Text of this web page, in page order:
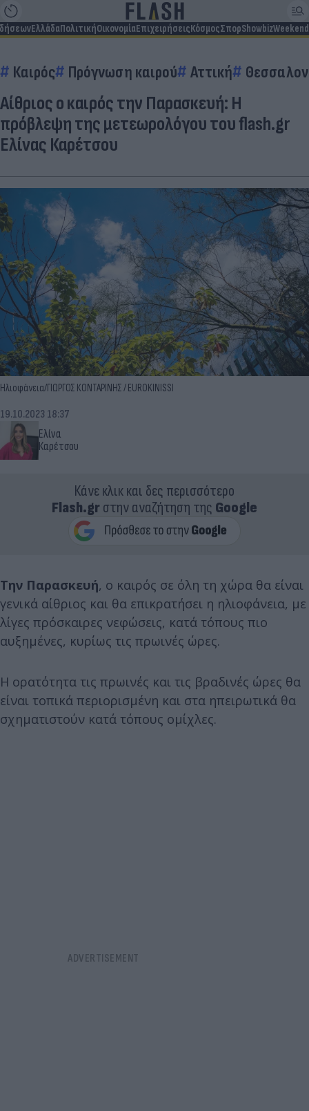
ΕλλάδαΠολιτικήΟικονομίαΕπιχειρήσειςΚόσμοςΣπορShowbizWeekend
Καιρός Πρόγνωση καιρού Αττική
Αίθριος ο καιρός την Παρασκευή: Η
πρόβλεψη της μετεωρολόγου του flash.gr
Ελίνας Καρέτσου
Ηλιοφάνεια/ΓΙΩΡΓΟΣ ΚΟΝΤΑΡΙΝΗΣ / EUROKINISSI
Ελίνα
Καρέτσου
19.10.2023 18:37
Κάνε κλικ και δες περισσότερο
Flash.grστην αναζήτηση της Google
Την Παρασκευή, ο καιρός σε όλη τη χώρα θα είναι
γενικά αίθριος και θα επικρατήσει η ηλιοφάνεια, με
λίγες πρόσκαιρες νεφώσεις, κατά τόπους πιο
αυξημένες, κυρίως τις πρωινές ώρες.
Η ορατότητα τις πρωινές και τις βραδινές ώρες θα
είναι τοπικά περιορισμένη και στα ηπειρωτικά θα
σχηματιστούν κατά τόπους ομίχλες.